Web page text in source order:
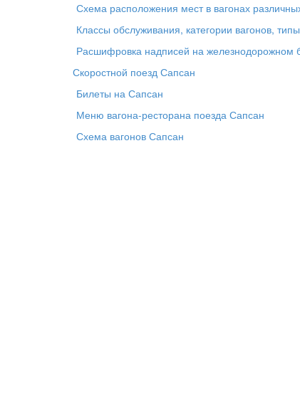
Схема расположения мест в вагонах
Классы обслуживания, категории вагонов,
Расшифровка надписей на железнодорожном
Скоростной поезд Сапсан
Билеты на Сапсан
Меню вагона-ресторана поезда Сапсан
Схема вагонов Сапсан